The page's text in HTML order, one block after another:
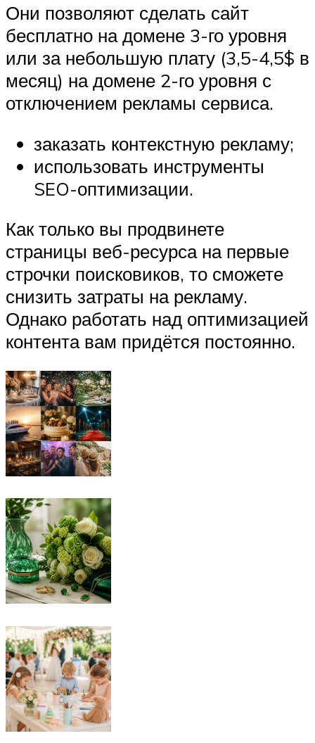
Они позволяют сделать сайт
бесплатно на домене 3-го уровня
или за небольшую плату (3,5-4,5$ в
месяц) на домене 2-го уровня с
отключением рекламы сервиса.
заказать контекстную рекламу;
использовать инструменты
SEO-оптимизации.
Как только вы продвинете
страницы веб-ресурса на первые
строчки поисковиков, то сможете
снизить затраты на рекламу.
Однако работать над оптимизацией
контента вам придётся постоянно.